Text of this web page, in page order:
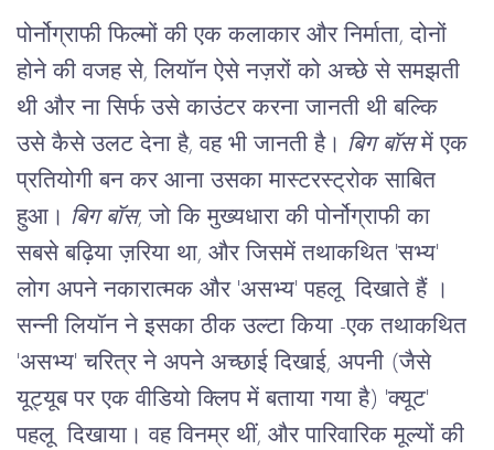
पोर्नोग्राफी फिल्मों की एक कलाकार और निर्माता, दोनों
होने की वजह से, लियॉन ऐसे नज़रों को अच्छे से समझती
थी और ना सिर्फ उसे काउंटर करना जानती थी बल्कि
उसे कैसे उलट देना है, वह भी जानती है। बिग बॉस में एक
प्रतियोगी बन कर आना उसका मास्टरस्ट्रोक साबित
हुआ। बिग बॉस, जो कि मुख्यधारा की पोर्नोग्राफी का
सबसे बढ़िया ज़रिया था, और जिसमें तथाकथित 'सभ्य'
लोग अपने नकारात्मक और 'असभ्य' पहलू दिखाते हैं
।
सन्नी लियॉन ने इसका ठीक उल्टा किया -एक तथाकथित
'असभ्य' चरित्र ने अपने अच्छाई दिखाई, अपनी (जैसे
यूट्यूब पर एक वीडियो क्लिप में बताया गया है) 'क्यूट'
पहलू दिखाया। वह विनम्र थीं, और पारिवारिक मूल्यों की